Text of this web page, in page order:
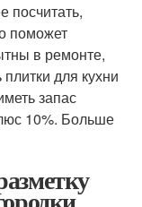
посчитать,
поможет
в ремонте,
для кухни
запас
10%. Больше